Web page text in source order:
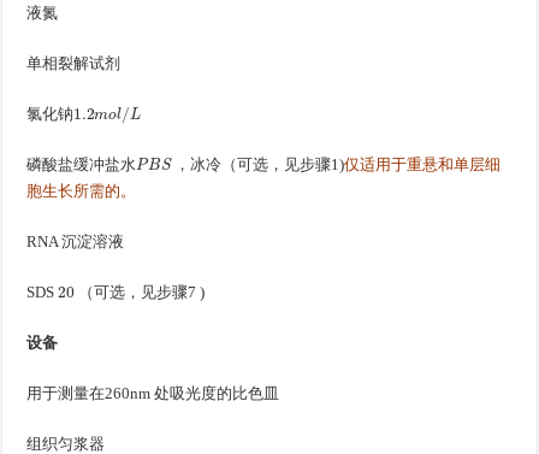
液氮
单相裂解试剂
氯化钠 1.2 l/ L
磷酸盐缓冲盐水 PBS ，冰冷（可选，见步骤1)仅适用于重悬和单层细
胞生长所需的。
RNA 沉淀溶液
SDS20（可选，见步骤7 )
设备
用于测量在260nm 处吸光度的比色皿
组织匀浆器